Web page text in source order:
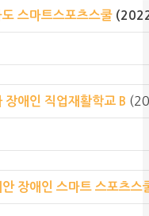
스마트스포츠스쿨
장애인 직업재활학교 B
장애인 스마트 스포츠스